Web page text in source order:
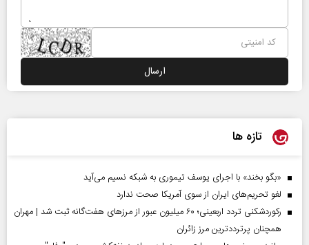
تازه ها
«بگو بخند» با اجرای یوسف تیموری به شبکه نسیم می‌آید
لغو تحریم‌های ایران از سوی آمریکا صحت ندارد
رکوردشکنی تردد اربعینی؛ ۶۰ میلیون عبور از مرزهای هفت‌گانه ثبت شد | مهران
همچنان پرترددترین مرز زائران